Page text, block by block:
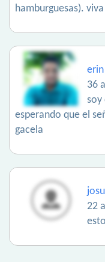
hamburguesas). viva
erin
36
soy
esperando que el
gacela
22